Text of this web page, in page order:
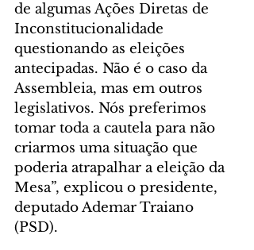
de algumas Ações Diretas de
Inconstitucionalidade
questionando as eleições
antecipadas. Não é o caso da
Assembleia, mas em outros
legislativos. Nós preferimos
tomar toda a cautela para não
criarmos uma situação que
poderia atrapalhar a eleição da
Mesa”, explicou o presidente,
deputado Ademar Traiano
(PSD).